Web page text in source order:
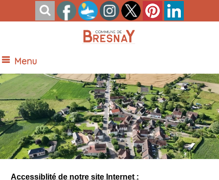
Menu
Vue Nord de Bresnay
Accessiblité de notre site Internet :